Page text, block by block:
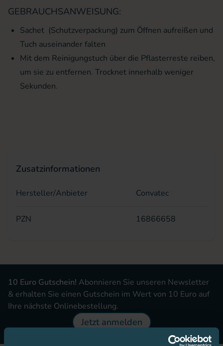
GEBRAUCHSANWEISUNG:
Sachet (Schutzverpackung) zum Öffnen aufreißen und
Tuch auseinander falten
Mit dem Reinigungstuch über die Pflasterreste reiben,
um sie zu entfernen. Trocknet innerhalb weniger
Sekunden.
Zusatzinformationen
Hersteller/Anbieter Convatec
PZN 16866658
10 Euro Gutschein! Abonnieren Sie unseren Newsletter
& erhalten Sie einen Gutschein im Wert von 10 Euro auf
Ihre nächste Onlinebestellung.
Jetzt anmelden